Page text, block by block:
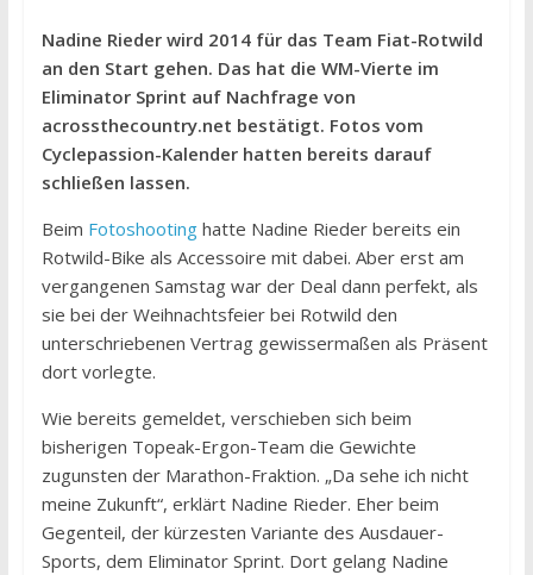
Nadine Rieder wird 2014 für das Team Fiat-Rotwild
an den Start gehen. Das hat die WM-Vierte im
Eliminator Sprint auf Nachfrage von
acrossthecountry.net bestätigt. Fotos vom
Cyclepassion-Kalender hatten bereits darauf
schließen lassen.
Beim Fotoshootinghatte Nadine Rieder bereits ein
Rotwild-Bike als Accessoire mit dabei. Aber erst am
vergangenen Samstag war der Deal dann perfekt, als
sie bei der Weihnachtsfeier bei Rotwild den
unterschriebenen Vertrag gewissermaßen als Präsent
dort vorlegte.
Wie bereits gemeldet, verschieben sich beim
bisherigen Topeak-Ergon-Team die Gewichte
zugunsten der Marathon-Fraktion. „Da sehe ich nicht
meine Zukunft“, erklärt Nadine Rieder. Eher beim
Gegenteil, der kürzesten Variante des Ausdauer-
Sports, dem Eliminator Sprint. Dort gelang Nadine